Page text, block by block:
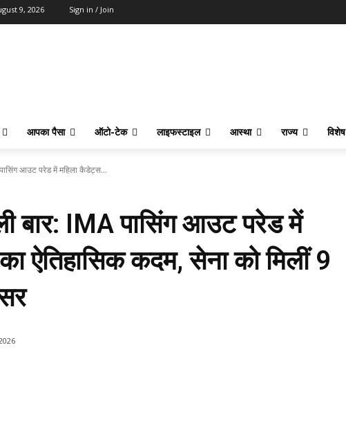
9, 2026 Sign in / Join
आपका पैसा ऑटो-टेक लाइफस्टाइल आस्था राज्य विशेष
आउट परेड में महिला कैडेट्स...
बार: IMA पासिंग आउट परेड में
ऐतिहासिक कदम, सेना को मिलीं 9